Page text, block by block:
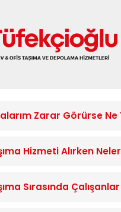
Zarar Görürse Ne
Hizmeti Alırken
Sırasında